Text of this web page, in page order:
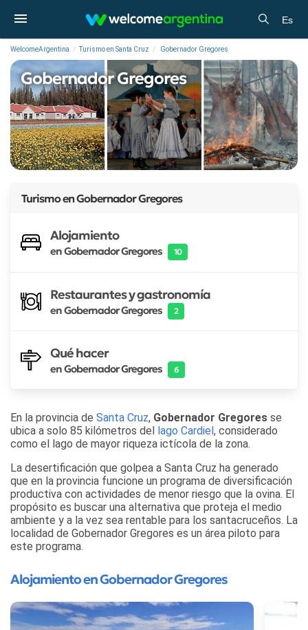
Es
WelcomeArgentina Turismo en Santa Cruz Gobernador Gregores
Gobernador Gregores
Turismo enGobernador Gregores
Alojamiento
en Gobernador Gregores 10
Restaurantes y gastronomía
en Gobernador Gregores 2
Qué hacer
en Gobernador Gregores 6
En la provincia de Santa Cruz, Gobernador Gregores se
ubica a solo 85 kilómetros del
lago Cardiel , considerado
como el lago de mayor riqueza ictícola de la zona.
La desertificación que golpea a Santa Cruz ha generado
que en la provincia funcione un programa de diversificación
productiva con actividades de menor riesgo que la ovina. El
propósito es buscar una alternativa que proteja el medio
ambiente y a la vez sea rentable para los santacruceños. La
localidad de Gobernador Gregores es un área piloto para
este programa.
Alojamiento en Gobernador Gregores